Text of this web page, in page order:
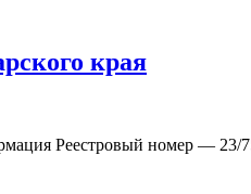
края
Реестровый номер —